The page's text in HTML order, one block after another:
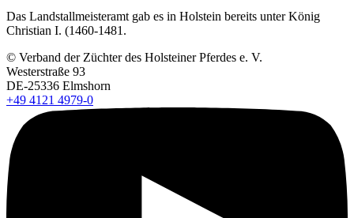
Das Landstallmeisteramt gab es in Holstein bereits unter König
Christian I. (1460-1481.
© Verband der Züchter des Holsteiner Pferdes e. V.
Westerstraße 93
DE-25336 Elmshorn
+49 4121 4979-0